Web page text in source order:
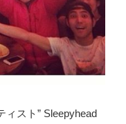
ィスト” Sleepyhead